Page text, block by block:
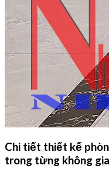
Chi tiết thiết kế
trong từng không